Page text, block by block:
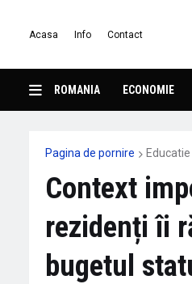
Acasa Info Contact
ROMANIA ECONOMIE
Pagina de pornire Educatie
Context
rezidenți îi
bugetul